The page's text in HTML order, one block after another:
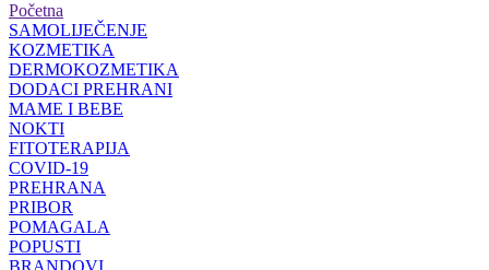
Početna
SAMOLIJEČENJE
KOZMETIKA
DERMOKOZMETIKA
DODACI PREHRANI
MAME I BEBE
NOKTI
FITOTERAPIJA
COVID-19
PREHRANA
PRIBOR
POMAGALA
POPUSTI